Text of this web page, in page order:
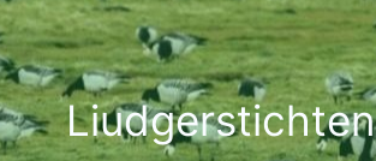
Ga
naar
de
inhoudLiudgerstichten